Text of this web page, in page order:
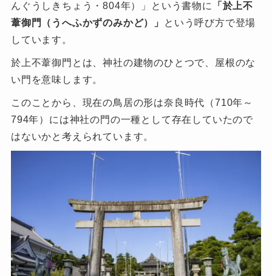
んぐうしきちょう・804年）」という書物に
「於上不
葦御門（うへふかずのみかど）」
という呼び方で登場
しています。
於上不葦御門とは、神社の建物のひとつで、屋根のな
い門を意味します。
このことから、現在の鳥居の形は奈良時代（710年～
794年）には神社の門の一種として存在していたので
はないかと考えられています。